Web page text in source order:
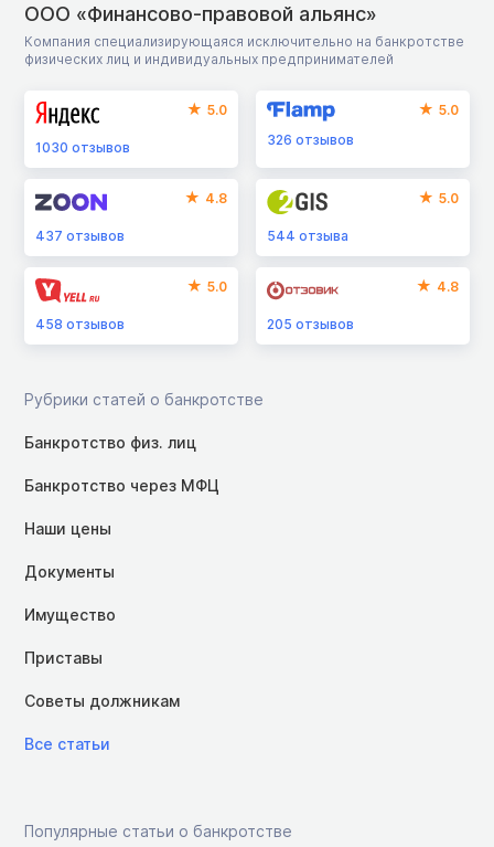
ООО «Финансово-правовой альянс»
Компания специализирующаяся исключительно на банкротстве
физических лиц и индивидуальных предпринимателей
5.0
1030 отзывов
5.0
326отзывов
4.8
437 отзывов
5.0
544отзыва
5.0
458 отзывов
4.8
205отзывов
Рубрики статей о банкротстве
Банкротство физ. лиц
Банкротство через МФЦ
Наши цены
Документы
Имущество
Приставы
Советы должникам
Все статьи
Популярные статьи о банкротстве